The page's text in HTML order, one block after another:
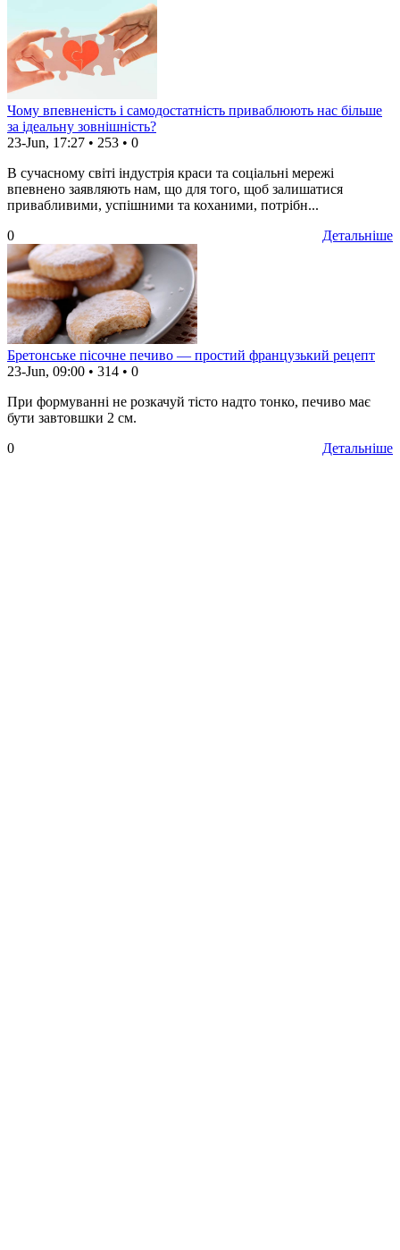
Чому впевненість і самодостатність приваблюють нас більше
за ідеальну зовнішність?
23-Jun, 17:27 • 253 • 0
В сучасному світі індустрія краси та соціальні мережі
впевнено заявляють нам, що для того, щоб залишатися
привабливими, успішними та коханими, потрібн...
Детальніше
0
Бретонське пісочне печиво — простий французький рецепт
23-Jun, 09:00 • 314 • 0
При формуванні не розкачуй тісто надто тонко, печиво має
бути завтовшки 2 см.
Детальніше
0